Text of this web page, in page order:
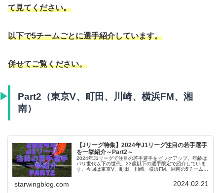
て見てください。
以下で5チームごとに選手紹介しています。
併せてご覧ください。
Part2（東京V、町田、川崎、横浜FM、湘
南）
【Jリーグ特集】2024年J1リーグ注目の若手選手
を一挙紹介～Part2～
2024年J1リーグで注目の若手選手をピックアップ。年齢は
パリ世代以下の世代。23歳以下の選手限定で紹介していま
す。今回は東京V、町田、川崎、横浜FM、湘南の5チームで
starwingblog.com 2024.02.21